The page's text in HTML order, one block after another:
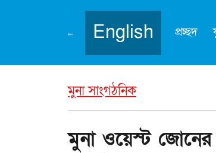
English প্রচ্ছদ
মুনা সাংগঠনিক
মুনা ওয়েস্ট জোনের